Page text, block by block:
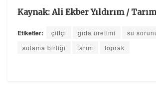
Kaynak: Ali Ekber Yıldırım /
Etiketler: çiftçi gıda üretimi
su
sulama birliği
tarım toprak